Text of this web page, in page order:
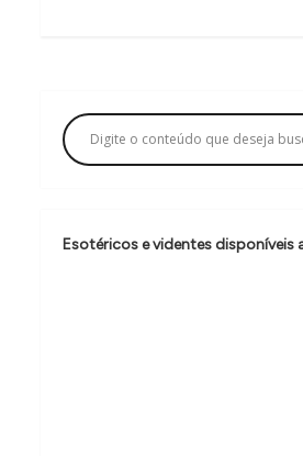
a
ç
o
d
Esotéricos e videntes disponíveis